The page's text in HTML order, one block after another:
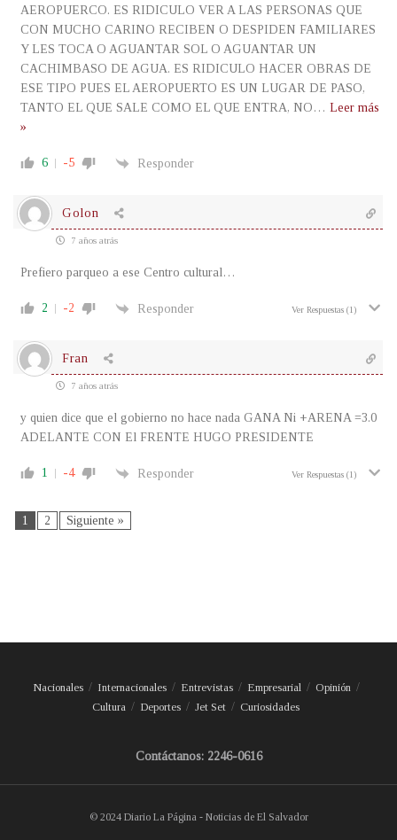
AEROPUERCO. ES RIDICULO VER A LAS PERSONAS QUE
CON MUCHO CARINO RECIBEN O DESPIDEN FAMILIARES
Y LES TOCA O AGUANTAR SOL O AGUANTAR UN
CACHIMBASO DE AGUA. ES RIDICULO HACER OBRAS DE
ESE TIPO PUES EL AEROPUERTO ES UN LUGAR DE PASO,
TANTO EL QUE SALE COMO EL QUE ENTRA, NO … Leer más
»
6 -5 Responder
Golon
7 años atrás
Prefiero parqueo a ese Centro cultural…
2 -2 Responder Ver Respuestas (1)
Fran
7 años atrás
y quien dice que el gobierno no hace nada GANA Ni +ARENA =3.0
ADELANTE CON El FRENTE HUGO PRESIDENTE
1 -4 Responder Ver Respuestas (1)
1 2 Siguiente »
Nacionales Internacionales Entrevistas Empresarial
Opinión
Cultura
Deportes Jet Set Curiosidades
Contáctanos: 2246-0616
© 2024 Diario La Página - Noticias de El Salvador